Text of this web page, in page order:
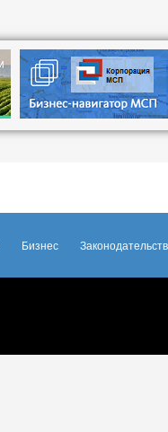
Бизнес